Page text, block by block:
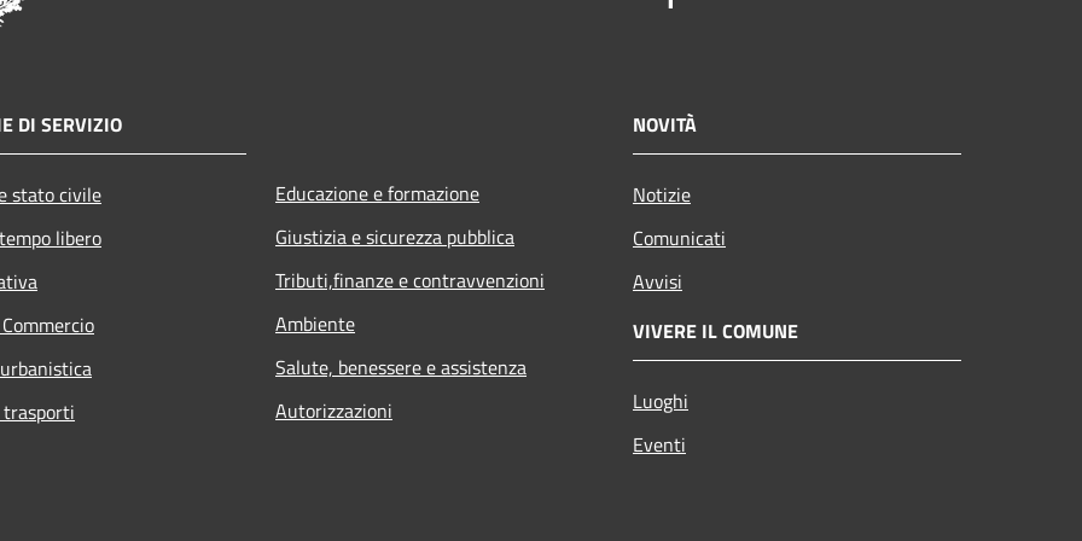
DI SERVIZIO
stato civile
libero
Educazione e formazione
Giustizia e sicurezza pubblica
Tributi,finanze e contravvenzioni
Ambiente
Salute, benessere e assistenza
Autorizzazioni
NOVITÀ
Notizie
Comunicati
Avvisi
VIVERE IL COMUNE
Luoghi
Eventi